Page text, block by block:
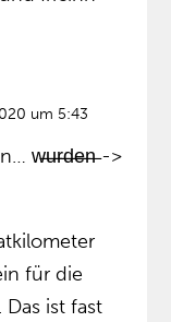
um 5:43
w̶̶u̶̶r̶̶d̶̶e̶̶n̶ ->
für die
ist fast